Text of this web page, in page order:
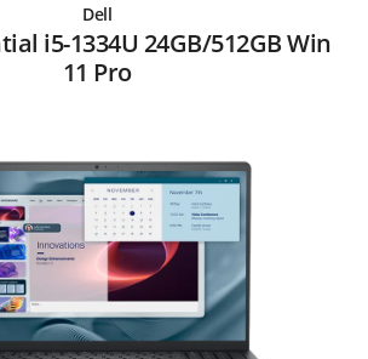
Dell
i5-1334U 24GB/512GB Win
11 Pro